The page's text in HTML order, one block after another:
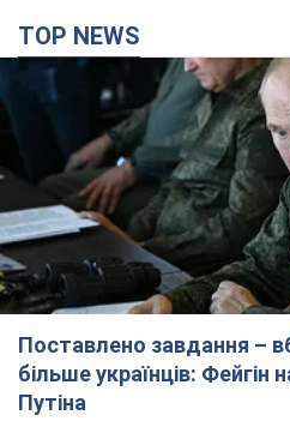
TOP NEWS
Поставлено завдання –
більше українців: Фейгін
Путіна